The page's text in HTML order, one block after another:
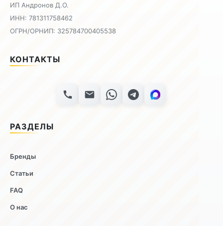
ИП Андронов Д.О.
ИНН: 781311758462
ОГРН/ОРНИП: 325784700405538
КОНТАКТЫ
РАЗДЕЛЫ
Бренды
Статьи
FAQ
О нас